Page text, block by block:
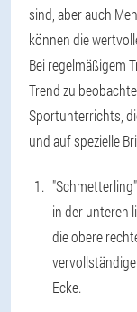
sind, aber auch
können die
Bei regelmäßigem
Trend zu
Sportunterrichts,
und auf spezielle
in der unteren
die obere
Ecke.